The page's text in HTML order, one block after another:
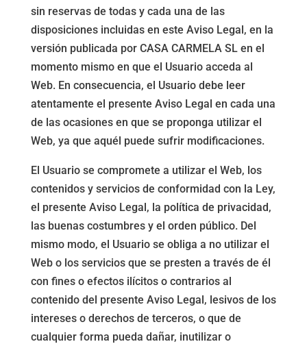
sin reservas de todas y cada una de las
disposiciones incluidas en este Aviso Legal, en la
versión publicada por CASA CARMELA SL en el
momento mismo en que el Usuario acceda al
Web. En consecuencia, el Usuario debe leer
atentamente el presente Aviso Legal en cada una
de las ocasiones en que se proponga utilizar el
Web, ya que aquél puede sufrir modificaciones.
El Usuario se compromete a utilizar el Web, los
contenidos y servicios de conformidad con la Ley,
el presente Aviso Legal, la política de privacidad,
las buenas costumbres y el orden público. Del
mismo modo, el Usuario se obliga a no utilizar el
Web o los servicios que se presten a través de él
con fines o efectos ilícitos o contrarios al
contenido del presente Aviso Legal, lesivos de los
intereses o derechos de terceros, o que de
cualquier forma pueda dañar, inutilizar o